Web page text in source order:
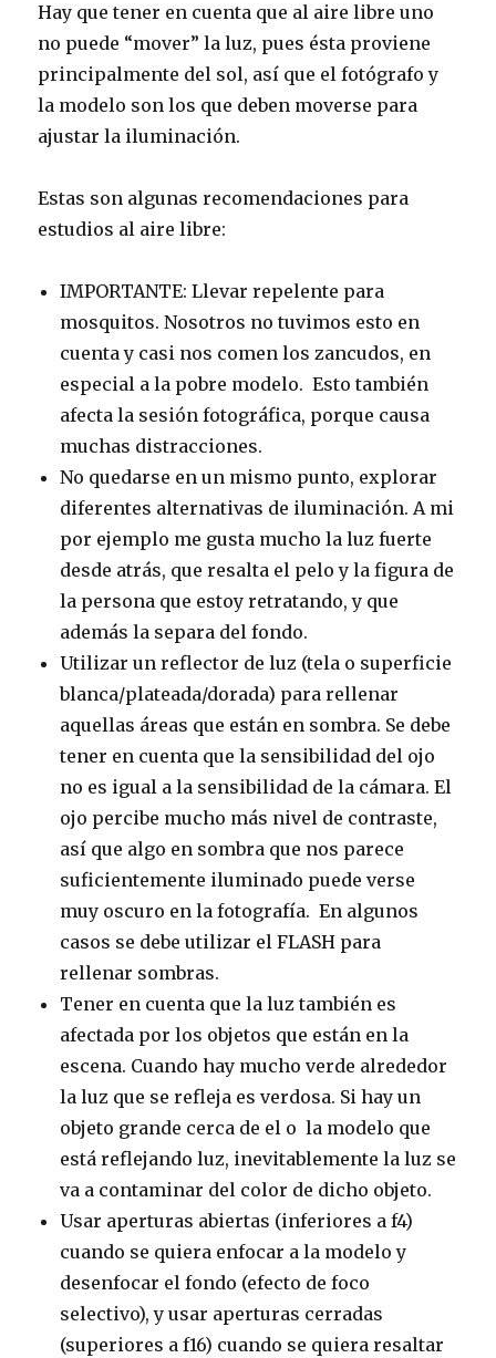
Hay que tener en cuenta que al aire libre uno
no puede “mover” la luz, pues ésta proviene
principalmente del sol, así que el fotógrafo y
la modelo son los que deben moverse para
ajustar la iluminación.
Estas son algunas recomendaciones para
estudios al aire libre:
IMPORTANTE: Llevar repelente para
mosquitos. Nosotros no tuvimos esto en
cuenta y casi nos comen los zancudos, en
especial a la pobre modelo. Esto también
afecta la sesión fotográfica, porque causa
muchas distracciones.
No quedarse en un mismo punto, explorar
diferentes alternativas de iluminación. A mi
por ejemplo me gusta mucho la luz fuerte
desde atrás, que resalta el pelo y la figura de
la persona que estoy retratando, y que
además la separa del fondo.
Utilizar un reflector de luz (tela o superficie
blanca/plateada/dorada) para rellenar
aquellas áreas que están en sombra. Se debe
tener en cuenta que la sensibilidad del ojo
no es igual a la sensibilidad de la cámara. El
ojo percibe mucho más nivel de contraste,
así que algo en sombra que nos parece
suficientemente iluminado puede verse
muy oscuro en la fotografía. En algunos
casos se debe utilizar el FLASH para
rellenar sombras.
Tener en cuenta que la luz también es
afectada por los objetos que están en la
escena. Cuando hay mucho verde alrededor
la luz que se refleja es verdosa. Si hay un
objeto grande cerca de el o la modelo que
está reflejando luz, inevitablemente la luz se
va a contaminar del color de dicho objeto.
Usar aperturas abiertas (inferiores a f4)
cuando se quiera enfocar a la modelo y
desenfocar el fondo (efecto de foco
selectivo), y usar aperturas cerradas
(superiores a f16) cuando se quiera resaltar